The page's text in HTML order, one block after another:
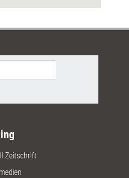
der Märkte
aller Ebenen das
Argumentation
Zeitschrift